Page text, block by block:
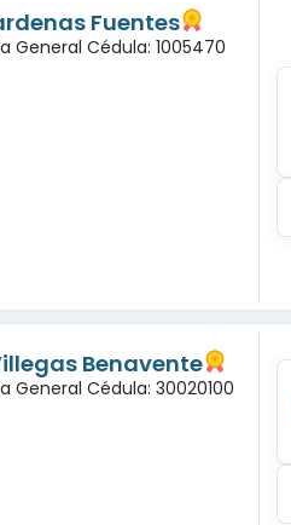
Fuentes
General Cédula: 1005470
Benavente
General Cédula: 30020100